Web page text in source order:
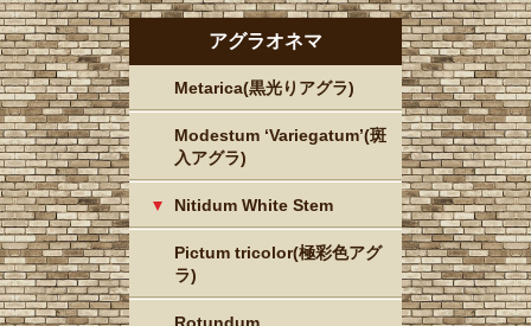
アグラオネマ
Metarica(黒光りアグラ)
Modestum ‘Variegatum’(斑
入アグラ)
Nitidum White Stem
Pictum tricolor(極彩色アグ
ラ)